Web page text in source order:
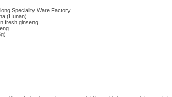
Speciality Ware Factory
(Hunan)
fresh ginseng